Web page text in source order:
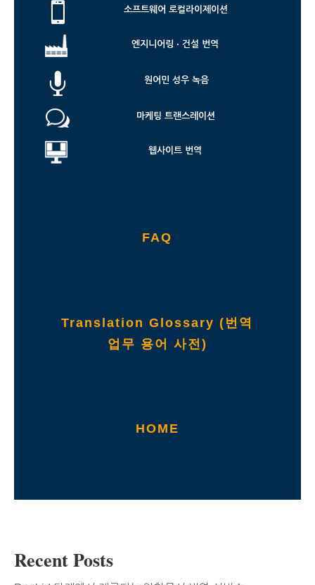
 소프트웨어 로컬라이제이션
엔지니어링 · 건설 번역
 원어민 성우 녹음
w 마케팅 트랜스레이션
웹사이트 번역
FAQ
Translation Glossary (번역
업무 용어 사전)
HOME
Recent Posts